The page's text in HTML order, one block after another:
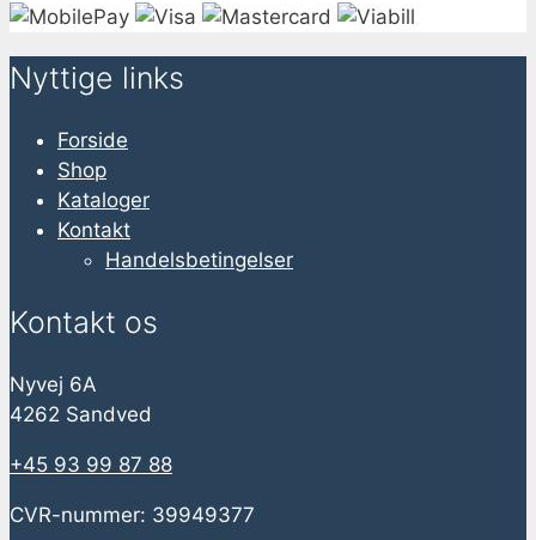
Nyttige links
Forside
Shop
Kataloger
Kontakt
Handelsbetingelser
Kontakt os
Nyvej 6A
4262 Sandved
+45 93 99 87 88
CVR-nummer: 39949377